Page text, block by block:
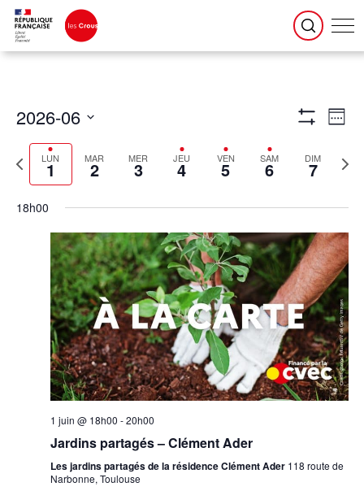
Navigation
par
consultations
Filtres
de
vues
Semaine
2026-06
date
précédente
LUN
1 MAR
2 MER
3 JEU
4 VEN
5 SAM
6 DIM
7
18h00
1 juin @ 18h00 -20h00
Jardins partagés – Clément Ader
Les jardins partagés de la résidence Clément Ader 118 route de
Narbonne, Toulouse